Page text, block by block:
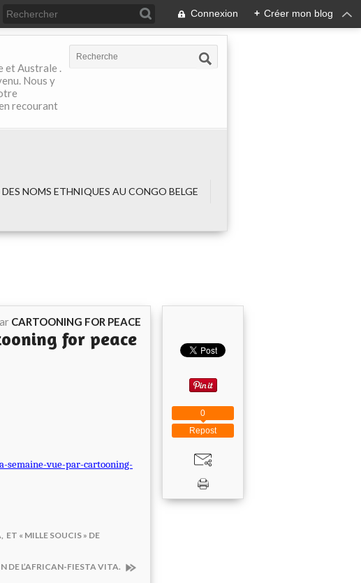
Connexion + Créer mon blog
et Australe .
Nous y
recourant
NOMS ETHNIQUES AU CONGO BELGE
CARTOONING FOR PEACE
for peace
vue-par-cartooning-
« MILLE SOUCIS » DE
DE L’AFRICAN-FIESTA VITA.
Repost
0